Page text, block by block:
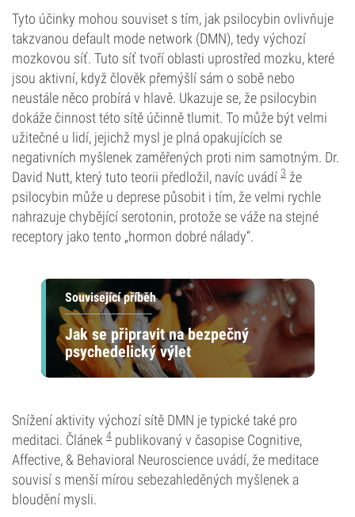
Tyto účinky mohou souviset s tím, jak psilocybin ovlivňuje
takzvanou default mode network (DMN), tedy výchozí
mozkovou síť. Tuto síť tvoří oblasti uprostřed mozku, které
jsou aktivní, když člověk přemýšlí sám o sobě nebo
neustále něco probírá v hlavě. Ukazuje se, že psilocybin
dokáže činnost této sítě účinně tlumit. To může být velmi
užitečné u lidí, jejichž mysl je plná opakujících se
negativních myšlenek zaměřených proti nim samotným. Dr.
David Nutt, který tuto teorii předložil, navíc uvádí 3 že
psilocybin může u deprese působit i tím, že velmi rychle
nahrazuje chybějící serotonin, protože se váže na stejné
receptory jako tento „hormon dobré nálady“.
Související příběh
Jak se připravit na bezpečný
psychedelický výlet
Snížení aktivity výchozí sítě DMN je typické také pro
meditaci. Článek 4 publikovaný v časopise Cognitive,
Affective, & Behavioral Neuroscience uvádí, že meditace
souvisí s menší mírou sebezahleděných myšlenek a
bloudění mysli.